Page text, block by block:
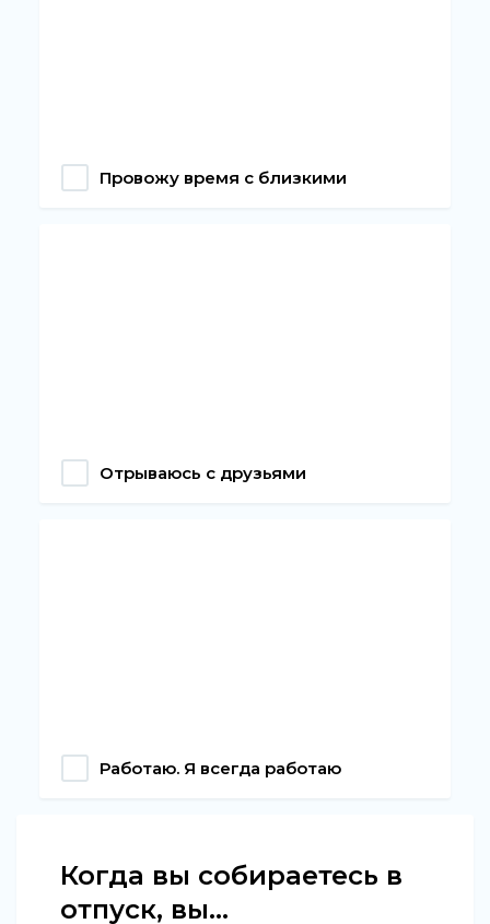
Провожу время с близкими
Отрываюсь с друзьями
Работаю. Я всегда работаю
Когда вы собираетесь в
отпуск, вы...